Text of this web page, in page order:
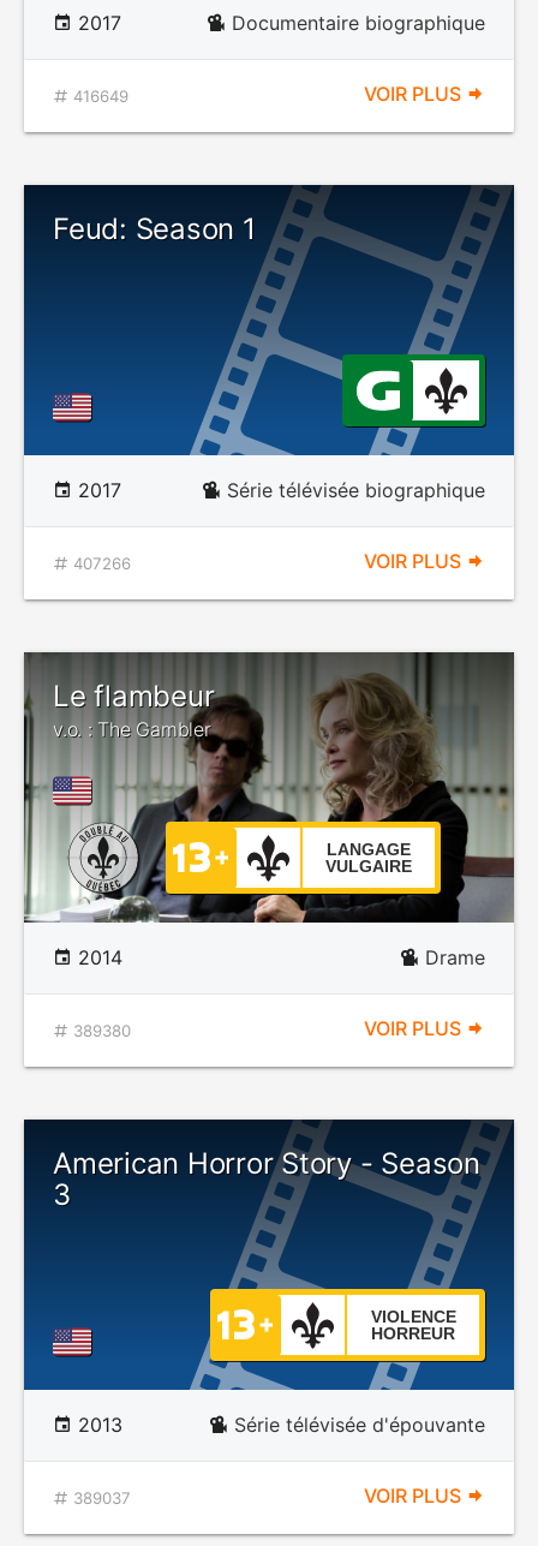
2017 Documentaire biographique
416649 VOIR PLUS
Feud: Season 1
2017 Série télévisée biographique
407266 VOIR PLUS
Le flambeur
v.o. : The Gambler
LANGAGE
VULGAIRE
2014 Drame
389380 VOIR PLUS
American Horror Story - Season
3
VIOLENCE
HORREUR
2013 Série télévisée d'épouvante
389037 VOIR PLUS